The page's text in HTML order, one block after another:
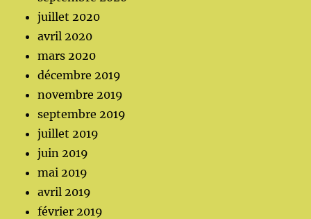
juillet 2020
avril 2020
mars 2020
décembre 2019
novembre 2019
septembre 2019
juillet 2019
juin 2019
mai 2019
avril 2019
février 2019